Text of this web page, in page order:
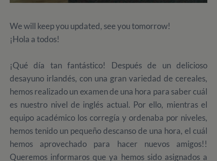
We will keep you updated, see you tomorrow!
¡Hola a todos!
¡Qué día tan fantástico! Después de un delicioso
desayuno irlandés, con una gran variedad de cereales,
hemos realizado un examen de una hora para saber cuál
es nuestro nivel de inglés actual. Por ello, mientras el
equipo académico los corregía y ordenaba por niveles,
hemos tenido un pequeño descanso de una hora, el cuál
hemos aprovechado para hacer nuevos amigos!!
Queremos informaros que ya hemos sido asignados a